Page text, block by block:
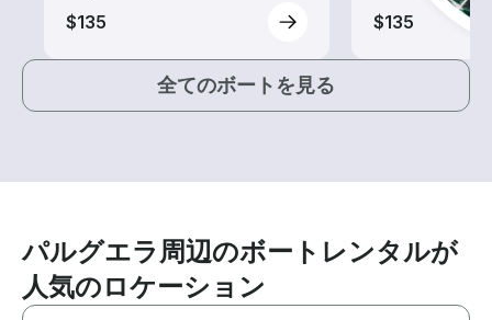
$135
$135
全てのボートを見る
パルグエラ周辺のボートレンタルが
人気のロケーション